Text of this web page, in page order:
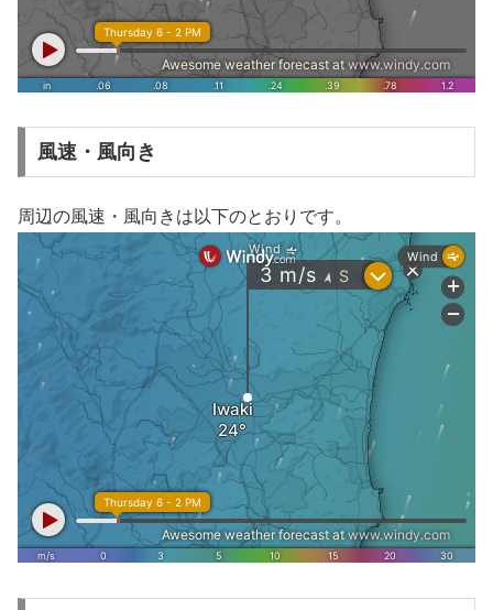
風速・風向き
周辺の風速・風向きは以下のとおりです。